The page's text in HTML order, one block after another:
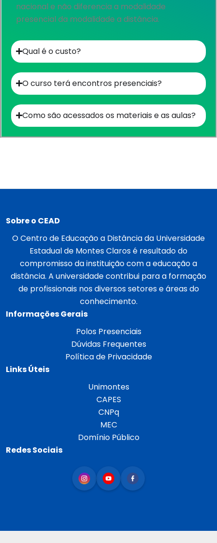
nacional e não diferencia a modalidade
presencial da modalidade a distância.
Qual é o custo?​
O curso terá encontros presenciais?
Como são acessados os materiais e as aulas?​
Sobre o CEAD
O Centro de Educação a Distância da Universidade
Estadual de Montes Claros é resultado do
compromisso da instituição com a educação a
distância. A universidade contribui para a formação
de profissionais nos diversos setores e áreas do
conhecimento.
Informações Gerais
Polos Presenciais
Dúvidas Frequentes
Política de Privacidade
Links Úteis
Unimontes
CAPES
CNPq
MEC
Domínio Público
Redes Sociais